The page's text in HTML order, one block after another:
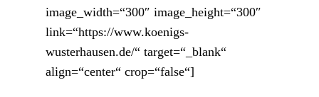
image_width=“300″ image_height=“300″
link=“https://www.koenigs-
wusterhausen.de/“ target=“_blank“
align=“center“ crop=“false“]